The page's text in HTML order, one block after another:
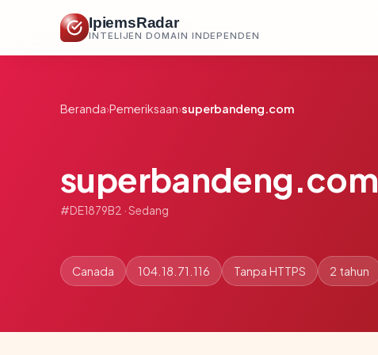
IpiemsRadar
INTELIJEN DOMAIN INDEPENDEN
Beranda›Pemeriksaan›superbandeng.com
superbandeng.com
#DE1879B2 · Sedang
Canada 104.18.71.116 Tanpa HTTPS 2 tahun